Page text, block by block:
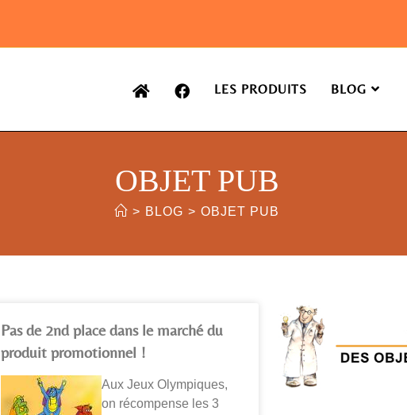
LES PRODUITS BLOG
OBJET PUB
> BLOG > OBJET PUB
Pas de 2nd place dans le marché du
produit promotionnel !
Aux Jeux Olympiques,
on récompense les 3